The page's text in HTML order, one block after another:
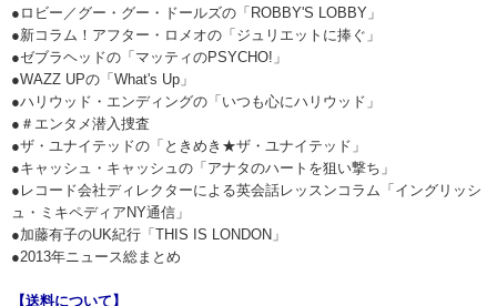
●ロビー／グー・グー・ドールズの「ROBBY'S LOBBY」
●新コラム！アフター・ロメオの「ジュリエットに捧ぐ」
●ゼブラヘッドの「マッティのPSYCHO!」
●WAZZ UPの「What's Up」
●ハリウッド・エンディングの「いつも心にハリウッド」
●＃エンタメ潜入捜査
●ザ・ユナイテッドの「ときめき★ザ・ユナイテッド」
●キャッシュ・キャッシュの「アナタのハートを狙い撃ち」
●レコード会社ディレクターによる英会話レッスンコラム「イングリッシ
ュ・ミキペディアNY通信」
●加藤有子のUK紀行「THIS IS LONDON」
●2013年ニュース総まとめ
【送料について】